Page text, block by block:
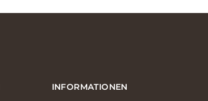
INFORMATIONEN